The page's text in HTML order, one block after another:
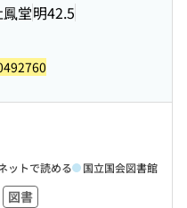
鳳堂明42.5
図書
ットで読める 国立国会図書館